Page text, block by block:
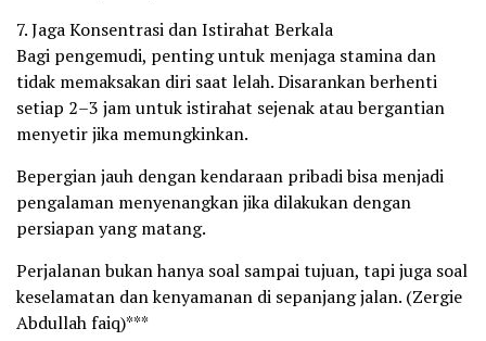
7. Jaga Konsentrasi dan Istirahat Berkala
Bagi pengemudi, penting untuk menjaga stamina dan
tidak memaksakan diri saat lelah. Disarankan berhenti
setiap 2–3 jam untuk istirahat sejenak atau bergantian
menyetir jika memungkinkan.
Bepergian jauh dengan kendaraan pribadi bisa menjadi
pengalaman menyenangkan jika dilakukan dengan
persiapan yang matang.
Perjalanan bukan hanya soal sampai tujuan, tapi juga soal
keselamatan dan kenyamanan di sepanjang jalan. (Zergie
Abdullah faiq)***